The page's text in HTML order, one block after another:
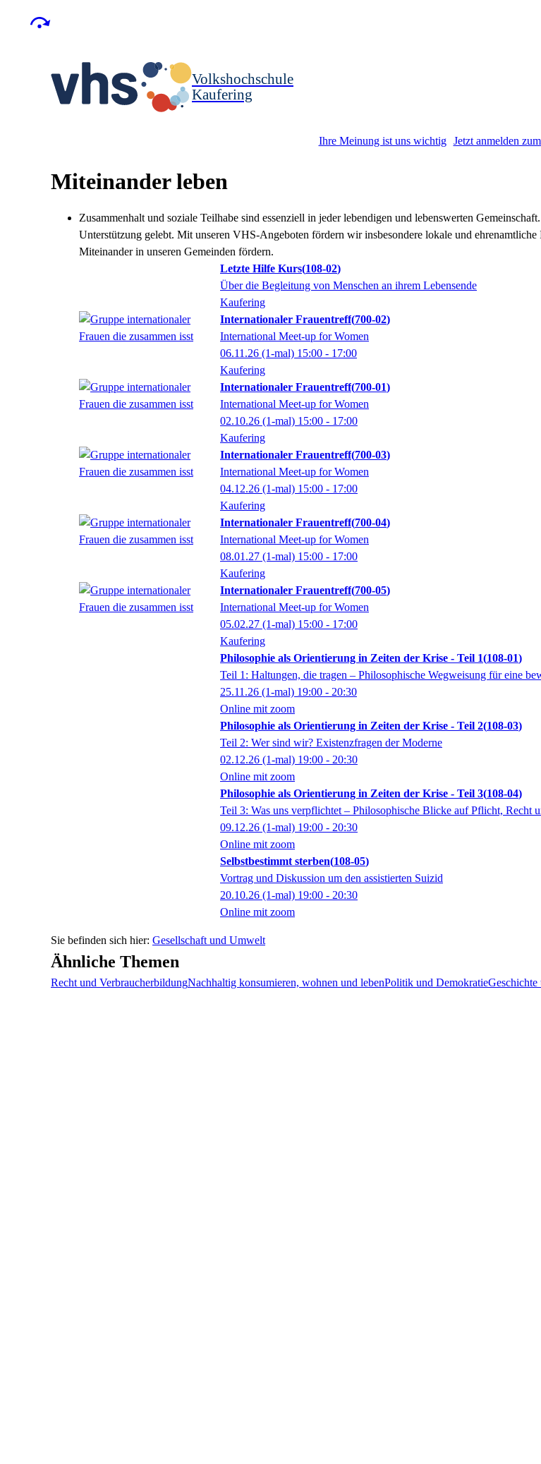
Volkshochschule
Kaufering
Ihre Meinung ist uns wichtig Jetzt anmelden
Miteinander leben
Zusammenhalt und soziale Teilhabe sind essenziell in jeder lebendigen und lebenswerten
Unterstützung gelebt. Mit unseren VHS-Angeboten fördern wir insbesondere lokale und
Miteinander in unseren Gemeinden fördern.
Letzte Hilfe Kurs 108-02
Über die Begleitung von Menschen an ihrem Lebensende
Kaufering
Internationaler Frauentreff 700-02
International Meet-up for Women
06.11.26 (1-mal) 15:00 - 17:00
Kaufering
Internationaler Frauentreff 700-01
International Meet-up for Women
02.10.26 (1-mal) 15:00 - 17:00
Kaufering
Internationaler Frauentreff 700-03
International Meet-up for Women
04.12.26 (1-mal) 15:00 - 17:00
Kaufering
Internationaler Frauentreff 700-04
International Meet-up for Women
08.01.27 (1-mal) 15:00 - 17:00
Kaufering
Internationaler Frauentreff 700-05
International Meet-up for Women
05.02.27 (1-mal) 15:00 - 17:00
Kaufering
Philosophie als Orientierung in Zeiten der Krise - Teil 1 108-01
Teil 1: Haltungen, die tragen – Philosophische Wegweisung für eine
25.11.26 (1-mal) 19:00 - 20:30
Online mit zoom
Philosophie als Orientierung in Zeiten der Krise - Teil 2 108-03
Teil 2: Wer sind wir? Existenzfragen der Moderne
02.12.26 (1-mal) 19:00 - 20:30
Online mit zoom
Philosophie als Orientierung in Zeiten der Krise - Teil 3 108-04
Teil 3: Was uns verpflichtet – Philosophische Blicke auf Pflicht, Recht
09.12.26 (1-mal) 19:00 - 20:30
Online mit zoom
Selbstbestimmt sterben 108-05
Vortrag und Diskussion um den assistierten Suizid
20.10.26 (1-mal) 19:00 - 20:30
Online mit zoom
Gesellschaft und Umwelt
Ähnliche Themen
Recht und VerbraucherbildungNachhaltig konsumieren, wohnen und lebenPolitik und DemokratieGeschichte